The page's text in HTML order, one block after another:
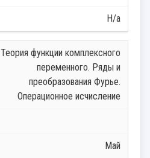
Н/а
Теория функции комплексного
переменного. Ряды и
преобразования Фурье.
Операционное исчисление
Май